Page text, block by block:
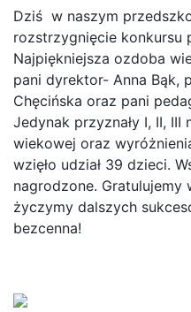
Dziś w naszym
rozstrzygnięcie konkursu
Najpiękniejsza ozdoba
pani dyrektor- Anna Bąk,
Chęcińska oraz pani
Jedynak przyznały I, II,
wiekowej oraz
wzięło udział 39 dzieci.
nagrodzone.
życzymy dalszych
bezcenna!